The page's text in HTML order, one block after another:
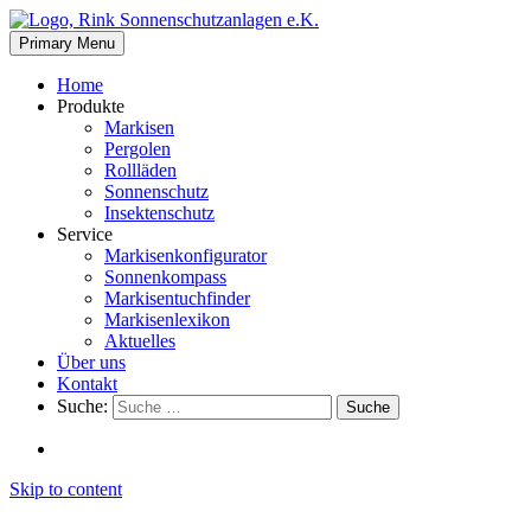
Primary Menu
Home
Produkte
Markisen
Pergolen
Rollläden
Sonnenschutz
Insektenschutz
Service
Markisen­­konfigurator
Sonnenkompass
Markisentuchfinder
Markisenlexikon
Aktuelles
Über uns
Kontakt
Suche:
Suche
Skip to content